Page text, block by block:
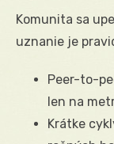
Komunita sa
uznanie je
Peer-to-
len na
Krátke